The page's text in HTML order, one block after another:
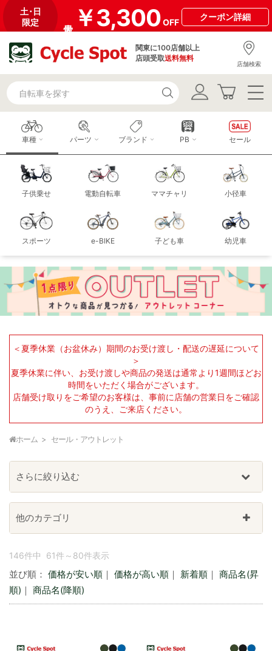
土･日
限定
￥3,300OFF
クーポン詳細
関東に100店舗以上
店頭受取送料無料
店舗検索
車種
子供乗せ 電動自転車 ママチャリ 小径車
スポーツ e-BIKE 子ども車 幼児車
パーツ ブランド PB セール
＜夏季休業（お盆休み）期間のお受け渡し・配送の遅延について
＞
夏季休業に伴い、お受け渡しや商品の発送は通常より1週間ほどお
時間をいただく場合がございます。
店舗受け取りをご希望のお客様は、事前に店舗の営業日をご確認
のうえ、ご来店ください。
ホーム セール・アウトレット
146件中 61件～80件表示
並び順： 価格が安い順 ｜ 価格が高い順 ｜ 新着順 ｜ 商品名(昇
順) ｜ 商品名(降順)
さらに絞り込む
他のカテゴリ